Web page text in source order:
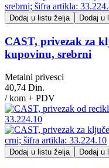
Dodaj u listu želja Dodaj u
CAST, privezak za
kupovinu, srebrni
Metalni privesci
40,74 Din.
/ kom + PDV
Dodaj u listu želja Dodaj u